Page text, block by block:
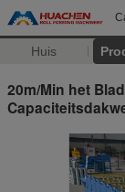
Huis
20m/Min het